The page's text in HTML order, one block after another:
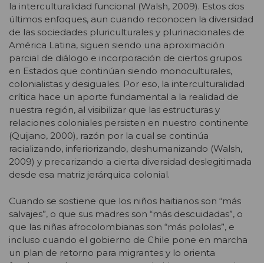
la interculturalidad funcional (Walsh, 2009). Estos dos
últimos enfoques, aun cuando reconocen la diversidad
de las sociedades pluriculturales y plurinacionales de
América Latina, siguen siendo una aproximación
parcial de diálogo e incorporación de ciertos grupos
en Estados que continúan siendo monoculturales,
colonialistas y desiguales. Por eso, la interculturalidad
crítica hace un aporte fundamental a la realidad de
nuestra región, al visibilizar que las estructuras y
relaciones coloniales persisten en nuestro continente
(Quijano, 2000), razón por la cual se continúa
racializando, inferiorizando, deshumanizando (Walsh,
2009) y precarizando a cierta diversidad deslegitimada
desde esa matriz jerárquica colonial.
Cuando se sostiene que los niños haitianos son “más
salvajes”, o que sus madres son “más descuidadas”, o
que las niñas afrocolombianas son “más pololas”, e
incluso cuando el gobierno de Chile pone en marcha
un plan de retorno para migrantes y lo orienta